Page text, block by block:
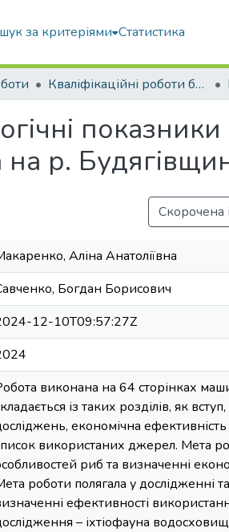
за критеріями Статистика
Кваліфікаційні роботи бакалаврів
р.
Скорочена
Аліна Анатоліївна
Богдан Борисович
12-10T09:57:27Z
виконана на 64 сторінках
із таких розділів, як
економічна
використаних джерел. Мета
риб та визначенні
роботи полягала у дослідженні
ефективності
– іхтіофауна